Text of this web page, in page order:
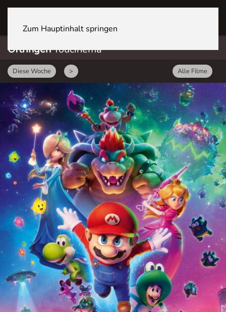
Zum Hauptinhalt springen
OftringenYoucinema
Diese Woche > Alle Filme